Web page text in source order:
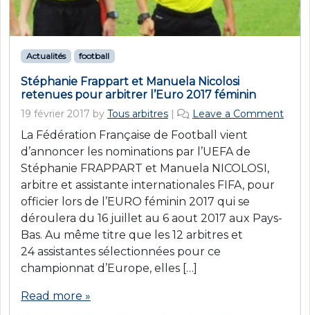
Actualités football
Stéphanie Frappart et Manuela Nicolosi
retenues pour arbitrer l’Euro 2017 féminin
19 février 2017 by Tous arbitres | Leave a Comment
La Fédération Française de Football vient
d’annoncer les nominations par l’UEFA de
Stéphanie FRAPPART et Manuela NICOLOSI,
arbitre et assistante internationales FIFA, pour
officier lors de l’EURO féminin 2017 qui se
déroulera du 16 juillet au 6 aout 2017 aux Pays-
Bas. Au même titre que les 12 arbitres et
24 assistantes sélectionnées pour ce
championnat d’Europe, elles […]
Read more »